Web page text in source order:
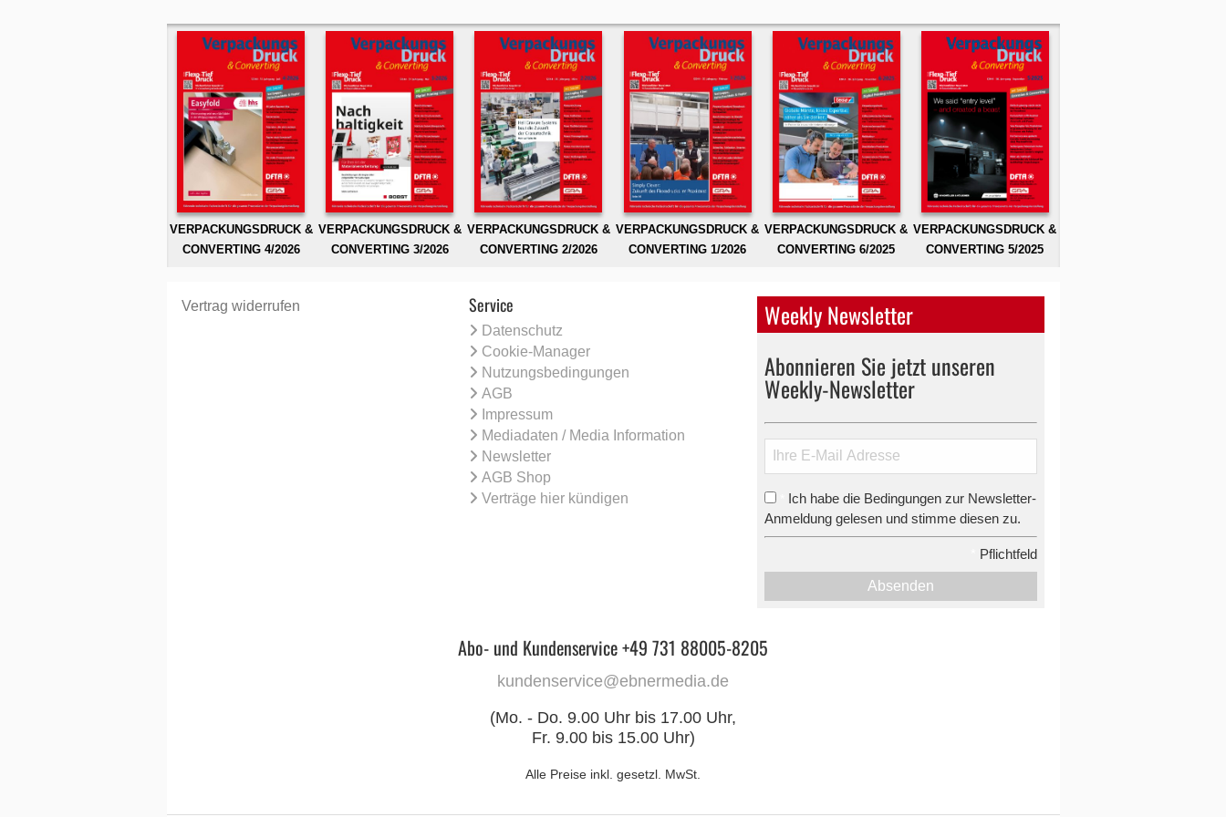
VERPACKUNGSDRUCK &
CONVERTING 4/2026
VERPACKUNGSDRUCK &
CONVERTING 3/2026
VERPACKUNGSDRUCK &
CONVERTING 2/2026
VERPACKUNGSDRUCK &
CONVERTING 1/2026
VERPACKUNGSDRUCK &
CONVERTING 6/2025
VERPACKUNGSDRUCK &
CONVERTING 5/2025
Vertrag widerrufen Service
Datenschutz
Cookie-Manager
Nutzungsbedingungen
AGB
Impressum
Mediadaten / Media Information
Newsletter
AGB Shop
Verträge hier kündigen
Weekly Newsletter
Abonnieren Sie jetzt unseren
Weekly-Newsletter
Ich habe die Bedingungen zur Newsletter-
Anmeldung gelesen und stimme diesen zu.
Pflichtfeld
Absenden
Abo- und Kundenservice +49 731 88005-8205
kundenservice@ebnermedia.de
(Mo. - Do. 9.00 Uhr bis 17.00 Uhr,
Fr. 9.00 bis 15.00 Uhr)
Alle Preise inkl. gesetzl. MwSt.